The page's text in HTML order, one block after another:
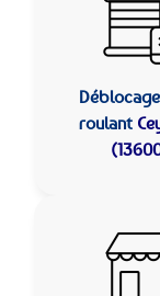
roulant